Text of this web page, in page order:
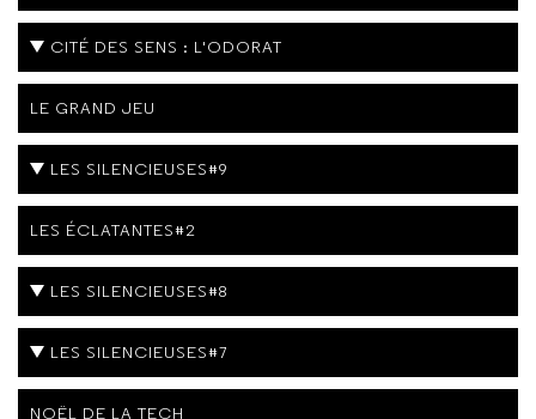
CITÉ DES SENS : L'ODORAT
LE GRAND JEU
LES SILENCIEUSES#9
LES ÉCLATANTES#2
LES SILENCIEUSES#8
LES SILENCIEUSES#7
NOËL DE LA TECH